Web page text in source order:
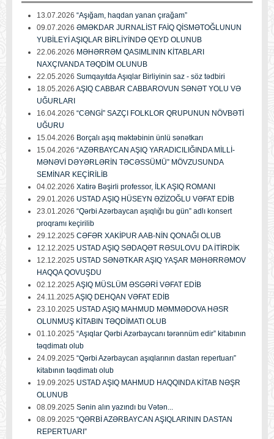
13.07.2026 “Aşığam, haqdan yanan çırağam”
09.07.2026 ƏMƏKDAR JURNALİST FAİQ QİSMƏTOĞLUNUN
YUBİLEYİ AŞIQLAR BİRLİYİNDƏ QEYD OLUNUB
22.06.2026 MƏHƏRRƏM QASIMLININ KİTABLARI
NAXÇIVANDA TƏQDİM OLUNUB
22.05.2026 Sumqayıtda Aşıqlar Birliyinin saz - söz tədbiri
18.05.2026 AŞIQ CABBAR CABBAROVUN SƏNƏT YOLU VƏ
UĞURLARI
16.04.2026 “CƏNGİ” SAZÇI FOLKLOR QRUPUNUN NÖVBƏTİ
UĞURU
15.04.2026 Borçalı aşıq məktəbinin ünlü sənətkarı
15.04.2026 “AZƏRBAYCAN AŞIQ YARADICILIĞINDA MİLLİ-
MƏNƏVİ DƏYƏRLƏRİN TƏCƏSSÜMÜ” MÖVZUSUNDA
SEMİNAR KEÇİRİLİB
04.02.2026 Xatirə Bəşirli professor, İLK AŞIQ ROMANI
29.01.2026 USTAD AŞIQ HÜSEYN ƏZİZOĞLU VƏFAT EDİB
23.01.2026 “Qərbi Azərbaycan aşıqlığı bu gün” adlı konsert
proqramı keçirilib
29.12.2025 CƏFƏR XAKİPUR AAB-NİN QONAĞI OLUB
12.12.2025 USTAD AŞIQ SƏDAQƏT RƏSULOVU DA İTİRDİK
12.12.2025 USTAD SƏNƏTKAR AŞIQ YAŞAR MƏHƏRRƏMOV
HAQQA QOVUŞDU
02.12.2025 AŞIQ MÜSLÜM ƏSGƏRİ VƏFAT EDİB
24.11.2025 AŞIQ DEHQAN VƏFAT EDİB
23.10.2025 USTAD AŞIQ MAHMUD MƏMMƏDOVA HƏSR
OLUNMUŞ KİTABIN TƏQDİMATI OLUB
01.10.2025 “Aşıqlar Qərbi Azərbaycanı tərənnüm edir” kitabının
təqdimatı olub
24.09.2025 “Qərbi Azərbaycan aşıqlarının dastan repertuarı”
kitabının təqdimatı olub
19.09.2025 USTAD AŞIQ MAHMUD HAQQINDA KİTAB NƏŞR
OLUNUB
08.09.2025 Sənin alın yazındı bu Vətən...
08.09.2025 “QƏRBİ AZƏRBAYCAN AŞIQLARININ DASTAN
REPERTUARI”